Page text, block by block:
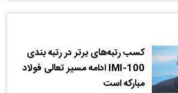
کسب رتبه‌های برتر در رتبه بندی
IMI-100 ادامه مسیر تعالی فولاد
مبارکه است